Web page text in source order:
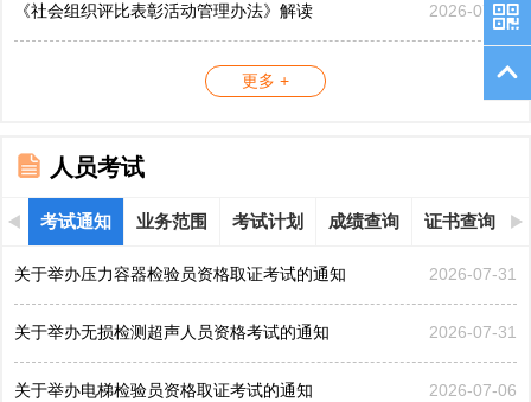
《社会组织评比表彰活动管理办法》解读 2026-07-17
更多 +
人员考试
考试通知 业务范围 考试计划 成绩查询 证书查询
关于举办压力容器检验员资格取证考试的通知 2026-07-31
关于举办无损检测超声人员资格考试的通知 2026-07-31
关于举办电梯检验员资格取证考试的通知 2026-07-06